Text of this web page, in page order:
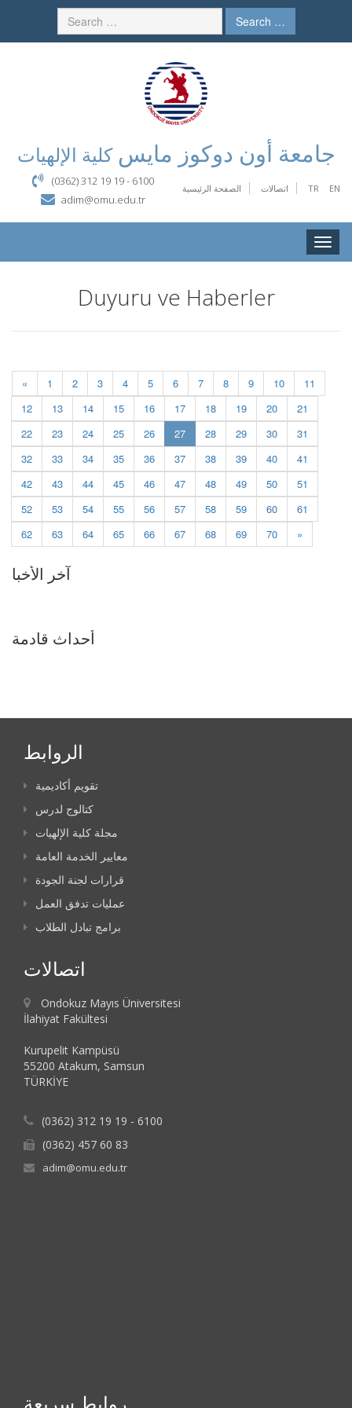
Search …
جامعة أون دوكوز مايسكلية الإلهيات
الصفحة الرئيسية اتصالات TR EN
(0362) 312 19 19 - 6100
adim@omu.edu.tr
Toggle
Duyuru ve Haberler
« 1 2 3 4 5 6 7 8 9 10
11
12
13 14 15 16 17 18 19 20
21
22
23 24 25 26 27(current)
28 29 30
31
32
33 34 35 36 37 38 39 40
41
42
43 44 45 46 47 48 49 50
51
52
53 54 55 56 57 58 59 60
61
62
63 64 65 66 67 68 69 70 »
آخر الأخبا
أحداث قادمة
الروابط
تقويم أكاديمية
كتالوج لدرس
مجلة كلية الإلهيات
معايير الخدمة العامة
قرارات لجنة الجودة
عمليات تدفق العمل
برامج تبادل الطلاب
اتصالات
Ondokuz Mayıs Üniversitesi
İlahiyat Fakültesi
Kurupelit Kampüsü
55200 Atakum, Samsun
TÜRKİYE
(0362) 312 19 19 - 6100
(0362) 457 60 83
adim@omu.edu.tr
روابط سريعة